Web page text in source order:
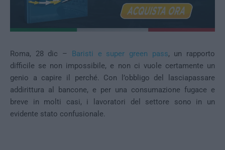
Roma, 28 dic – Baristi e super green pass, un rapporto
difficile se non impossibile, e non ci vuole certamente un
genio a capire il perché. Con l’obbligo del lasciapassare
addirittura al bancone, e per una consumazione fugace e
breve in molti casi, i lavoratori del settore sono in un
evidente stato confusionale.